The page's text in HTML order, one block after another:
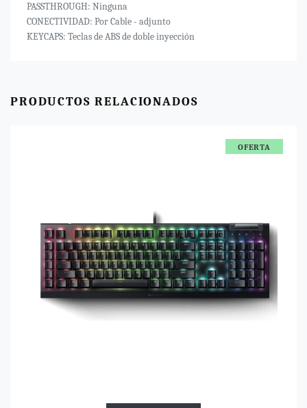
PASSTHROUGH: Ninguna
CONECTIVIDAD: Por Cable - adjunto
KEYCAPS: Teclas de ABS de doble inyección
PRODUCTOS RELACIONADOS
OFERTA